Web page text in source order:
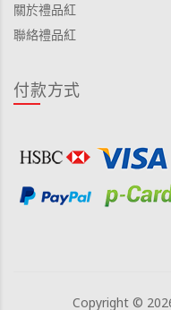
關於禮品紅
聯絡禮品紅
付款方式
Copyright ©